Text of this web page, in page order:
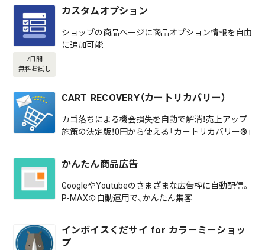
7日間
無料お試し
カスタムオプション
ショップの商品ページに商品オプション情報を自由
に追加可能
CART RECOVERY（カートリカバリー）
カゴ落ちによる機会損失を自動で解消！売上アップ
施策の決定版！0円から使える「カートリカバリー®」
かんたん商品広告
GoogleやYoutubeのさまざまな広告枠に自動配信。
P-MAXの自動運用で、かんたん集客
インボイスくだサイ for カラーミーショッ
プ